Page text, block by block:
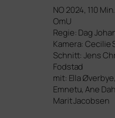
NO 2024, 110
OmU
Regie: Dag
Kamera: Cecilie
Schnitt: Jens
Fodstad
mit: Ella
Emnetu, Ane
Marit Jacobsen